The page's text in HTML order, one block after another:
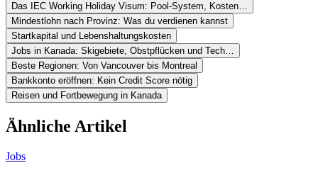
Das IEC Working Holiday Visum: Pool-System, Kosten…
Mindestlohn nach Provinz: Was du verdienen kannst
Startkapital und Lebenshaltungskosten
Jobs in Kanada: Skigebiete, Obstpflücken und Tech…
Beste Regionen: Von Vancouver bis Montreal
Bankkonto eröffnen: Kein Credit Score nötig
Reisen und Fortbewegung in Kanada
Ähnliche Artikel
Jobs